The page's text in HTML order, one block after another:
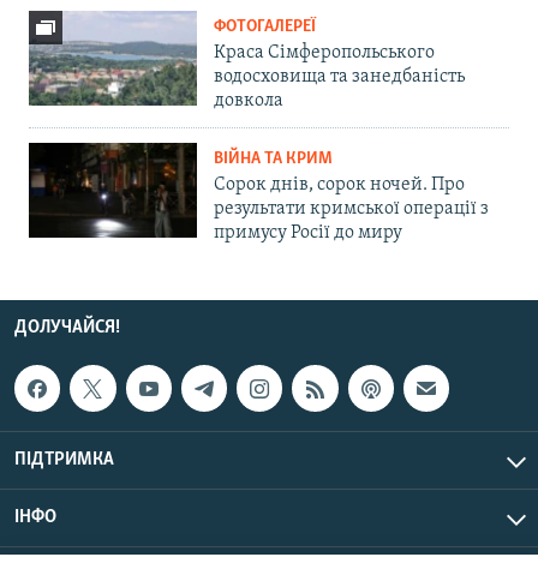
ФОТОГАЛЕРЕЇ
Краса Сімферопольського
водосховища та занедбаність
довкола
ВІЙНА ТА КРИМ
Сорок днів, сорок ночей. Про
результати кримської операції з
примусу Росії до миру
ДОЛУЧАЙСЯ!
ПІДТРИМКА
ІНФО